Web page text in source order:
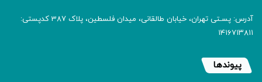
آدرس: پسـتی تهران، خیابان طالقانی، میدان فلسطین، پلاک 387 کدپستی:
۱۴۱۶۷۱۳۸۱۱
پیوندها